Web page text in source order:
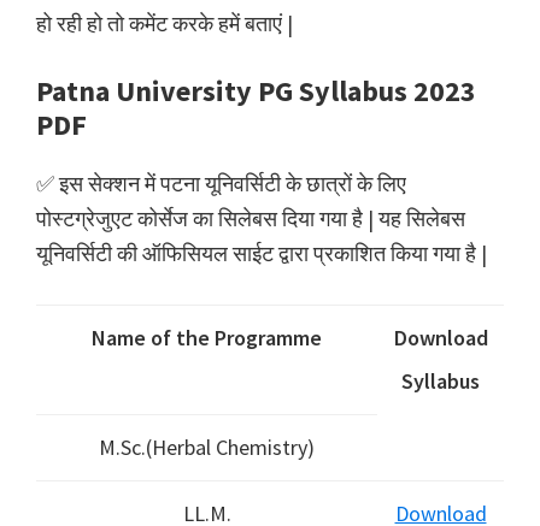
हो रही हो तो कमेंट करके हमें बताएं |
Patna University PG Syllabus 2023
PDF
✅ इस सेक्शन में पटना यूनिवर्सिटी के छात्रों के लिए
पोस्टग्रेजुएट कोर्सेज का सिलेबस दिया गया है | यह सिलेबस
यूनिवर्सिटी की ऑफिसियल साईट द्वारा प्रकाशित किया गया है |
Name of the Programme
Download
Syllabus
M.Sc.(Herbal Chemistry)
LL.M. Download